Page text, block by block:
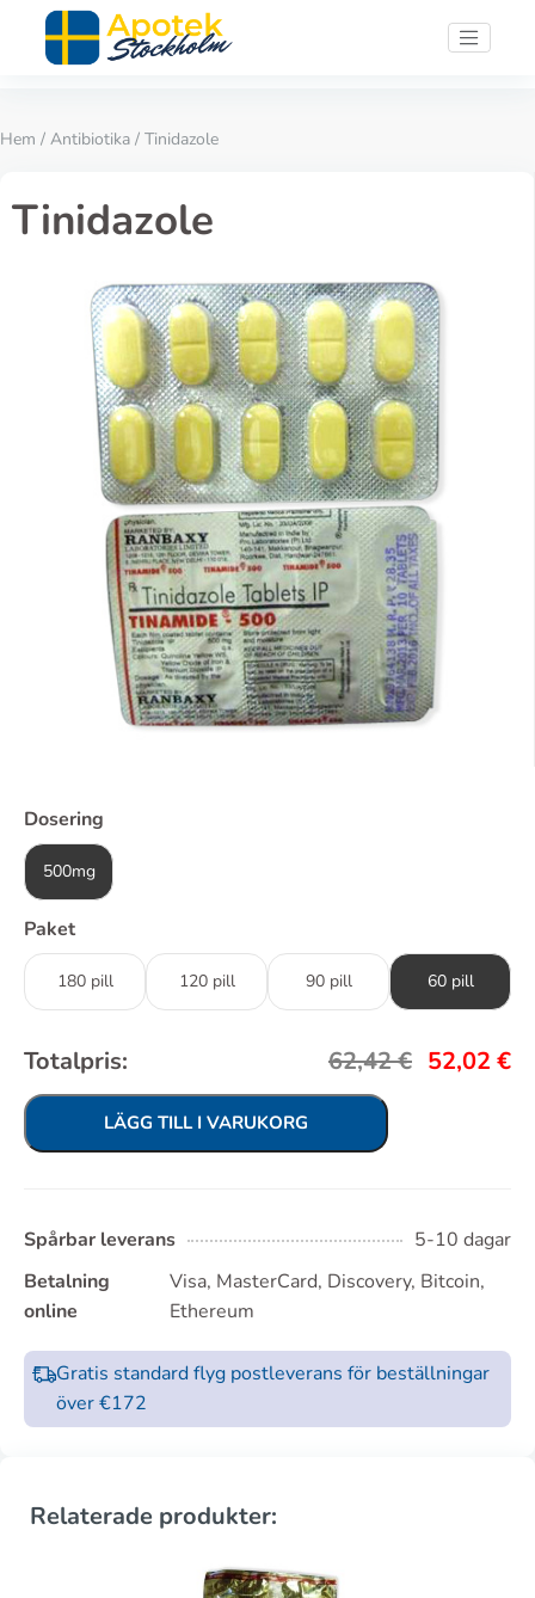
Hem / Antibiotika / Tinidazole
Tinidazole
Dosering
500mg
Paket
180 pill 120 pill 90 pill 60 pill
Totalpris: 62,42€ 52,02 €
LÄGG TILL I VARUKORG
Spårbar leverans
5-10 dagar
Betalning
online
Visa, MasterCard, Discovery, Bitcoin,
Ethereum
Gratis standard flyg postleverans för beställningar
över €172
Relaterade produkter: